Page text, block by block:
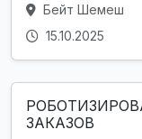
Бейт Шемеш
15.10.2025
ЗАКАЗОВ